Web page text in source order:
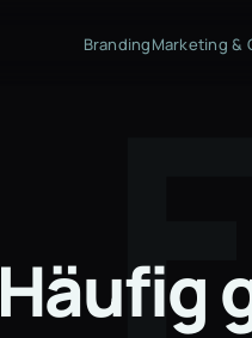
BrandingMarketing &
Häufig